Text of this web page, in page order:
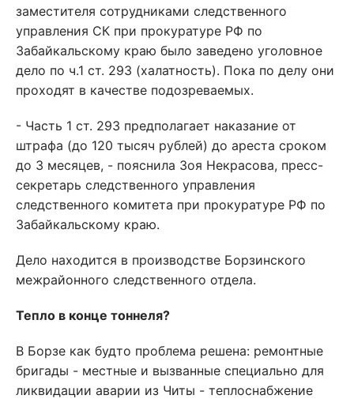
заместителя сотрудниками следственного
управления СК при прокуратуре РФ по
Забайкальскому краю было заведено уголовное
дело по ч.1 ст. 293 (халатность). Пока по делу они
проходят в качестве подозреваемых.
- Часть 1 ст. 293 предполагает наказание от
штрафа (до 120 тысяч рублей) до ареста сроком
до 3 месяцев, - пояснила Зоя Некрасова, пресс-
секретарь следственного управления
следственного комитета при прокуратуре РФ по
Забайкальскому краю.
Дело находится в производстве Борзинского
межрайонного следственного отдела.
Тепло в конце тоннеля?
В Борзе как будто проблема решена: ремонтные
бригады - местные и вызванные специально для
ликвидации аварии из Читы - теплоснабжение